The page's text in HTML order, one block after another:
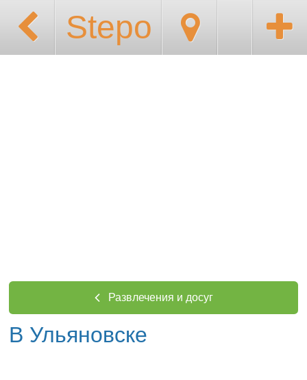
Stepo
Развлечения и досуг
В Ульяновске